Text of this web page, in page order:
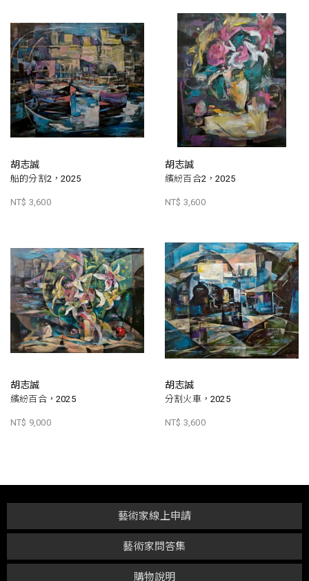
胡志誠
船的分割2，2025
NT$ 3,600
胡志誠
繽紛百合2，2025
NT$ 3,600
胡志誠
繽紛百合，2025
NT$ 9,000
胡志誠
分割火車，2025
NT$ 3,600
購物說明
藝術家問答集
藝術家線上申請